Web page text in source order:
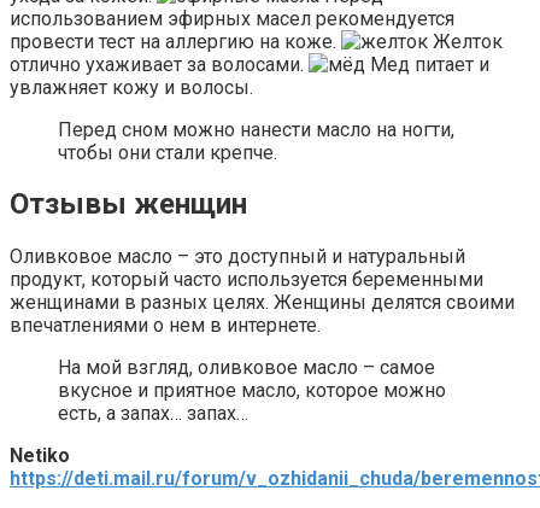
использованием эфирных масел рекомендуется
провести тест на аллергию на коже.
Желток
отлично ухаживает за волосами.
Мед питает и
увлажняет кожу и волосы.
Перед сном можно нанести масло на ногти,
чтобы они стали крепче.
Отзывы женщин
Оливковое масло – это доступный и натуральный
продукт, который часто используется беременными
женщинами в разных целях. Женщины делятся своими
впечатлениями о нем в интернете.
На мой взгляд, оливковое масло – самое
вкусное и приятное масло, которое можно
есть, а запах… запах…
Netiko
https://deti.mail.ru/forum/v_ozhidanii_chuda/